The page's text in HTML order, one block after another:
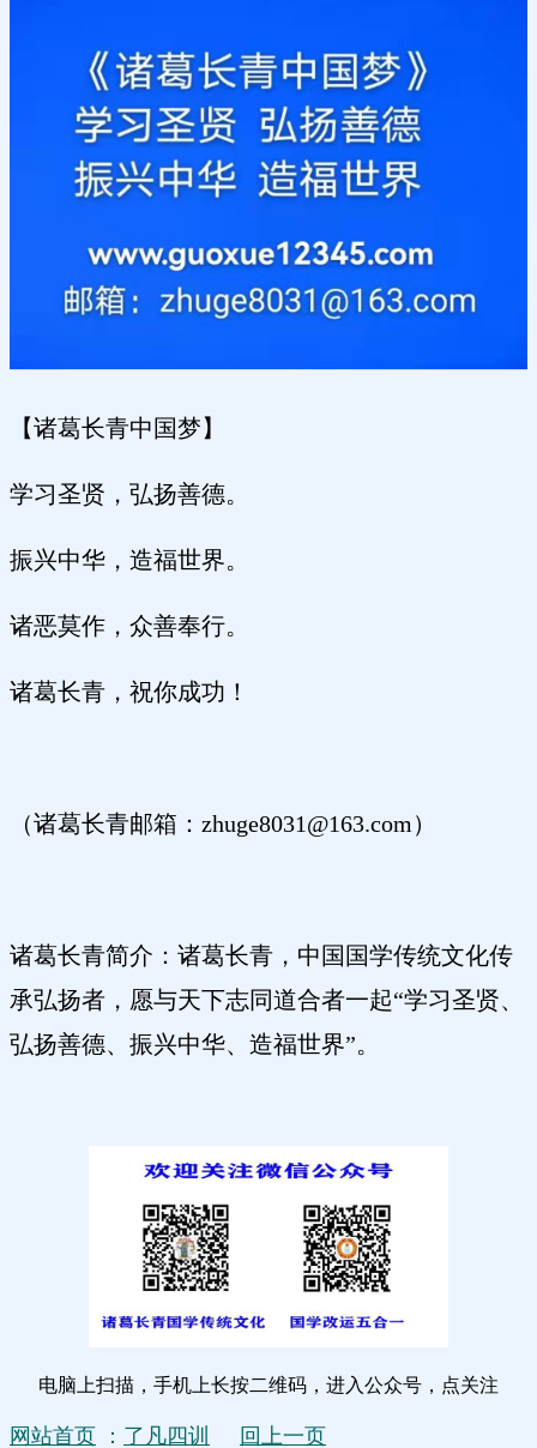
【诸葛长青中国梦】
学习圣贤，弘扬善德。
振兴中华，造福世界。
诸恶莫作，众善奉行。
诸葛长青，祝你成功！
（诸葛长青邮箱： zhuge8031@163.com）
诸葛长青简介：诸葛长青，中国国学传统文化传
承弘扬者，愿与天下志同道合者一起“学习圣贤、
弘扬善德、振兴中华、造福世界”。
电脑上扫描，手机上长按二维码，进入公众号，点关注
网站首页 ： 了凡四训 回上一页